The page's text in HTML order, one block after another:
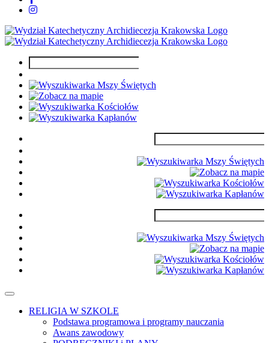
RELIGIA W SZKOLE
Podstawa programowa i programy nauczania
Awans zawodowy